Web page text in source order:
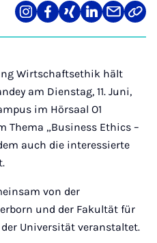
Teilen
auf
Teilen
auf
Teilen
auf
Teilen
auf
Teilen
über
Mail
Link
Wirtschaftsethik hält
am Dienstag, 11. Juni,
im Hörsaal O1
Thema „Business Ethics –
auch die interessierte
von der
und der Fakultät für
Universität veranstaltet.